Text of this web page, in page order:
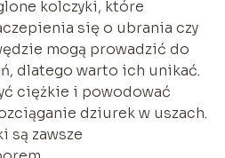
kolczyki, które
się o ubrania czy
mogą prowadzić do
dlatego warto ich unikać.
ciężkie i powodować
dziurek w uszach.
są zawsze